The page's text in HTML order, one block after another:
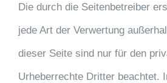
Die durch die Seitenbetreiber
jede Art der Verwertung
dieser Seite sind nur für den
Urheberrechte Dritter beachtet.